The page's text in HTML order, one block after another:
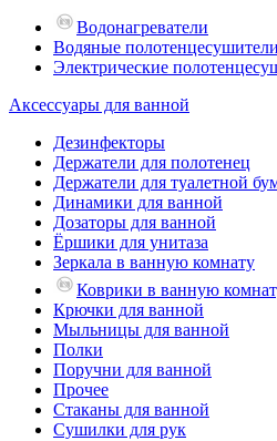
Водонагреватели
Водяные полотенцесушители
Электрические
Аксессуары для ванной
Дезинфекторы
Держатели для полотенец
Держатели для туалетной
Динамики для ванной
Дозаторы для ванной
Ёршики для унитаза
Зеркала в ванную комнату
Коврики в ванную
Крючки для ванной
Мыльницы для ванной
Полки
Поручни для ванной
Прочее
Стаканы для ванной
Сушилки для рук